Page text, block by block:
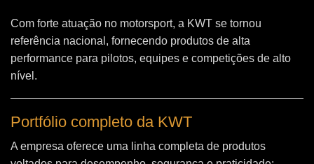
Com forte atuação no motorsport, a KWT se tornou
referência nacional, fornecendo produtos de alta
performance para pilotos, equipes e competições de alto
nível.
Portfólio completo da KWT
A empresa oferece uma linha completa de produtos